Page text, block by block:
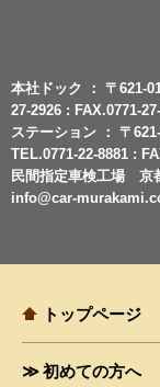
本社ドック ： 〒621-
27-2926 : FAX.0771-
ステーション ： 〒
TEL.0771-22-8881 :
民間指定車検工場 京
info@car-
トップページ
初めての方へ